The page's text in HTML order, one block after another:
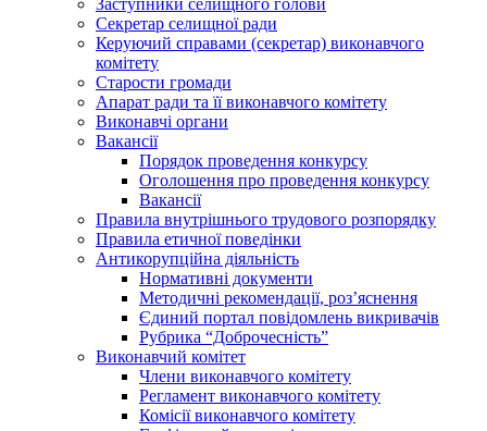
Заступники селищного голови
Секретар селищної ради
Керуючий справами (секретар) виконавчого
комітету
Старости громади
Апарат ради та її виконавчого комітету
Виконавчі органи
Вакансії
Порядок проведення конкурсу
Оголошення про проведення конкурсу
Вакансії
Правила внутрішнього трудового розпорядку
Правила етичної поведінки
Антикорупційна діяльність
Нормативні документи
Методичні рекомендації, роз’яснення
Єдиний портал повідомлень викривачів
Рубрика “Доброчесність”
Виконавчий комітет
Члени виконавчого комітету
Регламент виконавчого комітету
Комісії виконавчого комітету